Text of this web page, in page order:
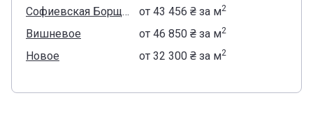
Софиевская Борщаговка от ‍43 456 ₴за м2
Вишневое от ‍46 850 ₴за м2
Новое от ‍32 300 ₴за м2